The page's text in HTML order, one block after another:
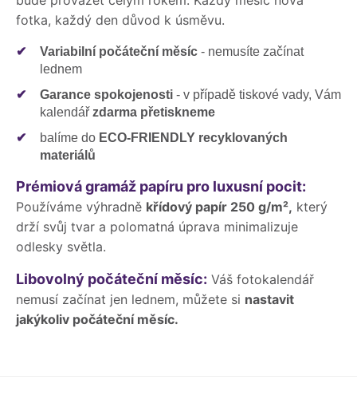
fotka, každý den důvod k úsměvu.
✔ Variabilní počáteční měsíc - nemusíte začínat
lednem
✔
Garance spokojenosti - v případě tiskové vady, Vám
kalendář zdarma přetiskneme
✔
balíme do ECO-FRIENDLY recyklovaných
materiálů
Prémiová gramáž papíru pro luxusní pocit:
Používáme výhradně křídový papír 250 g/m², který
drží svůj tvar a polomatná úprava minimalizuje
odlesky světla.
Libovolný počáteční měsíc: Váš fotokalendář
nemusí začínat jen lednem, můžete si nastavit
jakýkoliv počáteční měsíc.